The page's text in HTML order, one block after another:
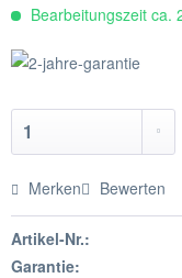
Bearbeitungszeit ca.
Merken Bewerten
Artikel-Nr.:
Garantie: